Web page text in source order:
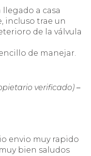
a casa
incluso trae un
de la válvula
de manejar.
verificado) –
envio muy rapido
bien saludos